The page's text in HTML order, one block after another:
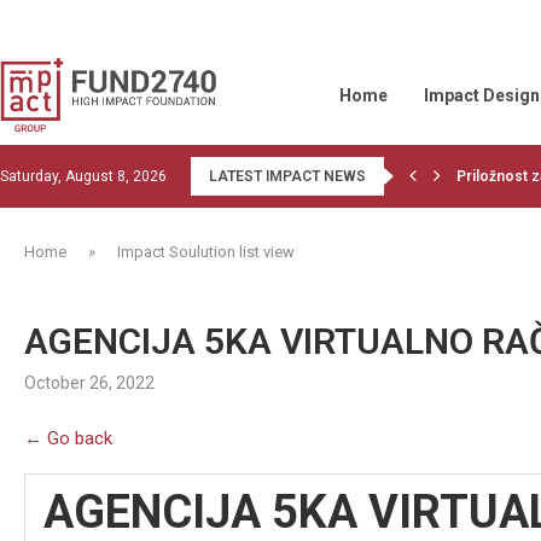
Home Impact Design
Saturday, August 8, 2026 LATEST IMPACT NEWS Priložnost
Home » Impact Soulution list view
AGENCIJA 5KA VIRTUALNO
October 26, 2022
← Go back
AGENCIJA 5KA